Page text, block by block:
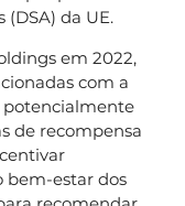
da UE.
em 2022,
com a
potencialmente
de recompensa
bem-estar dos